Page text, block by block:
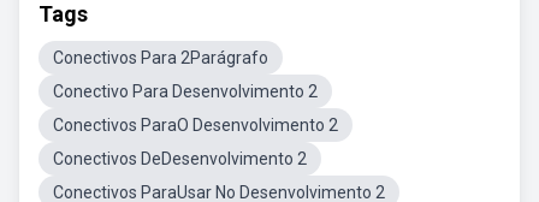
Tags
Conectivos Para 2Parágrafo
Conectivo Para Desenvolvimento 2
Conectivos ParaO Desenvolvimento 2
Conectivos DeDesenvolvimento 2
Conectivos ParaUsar No Desenvolvimento 2